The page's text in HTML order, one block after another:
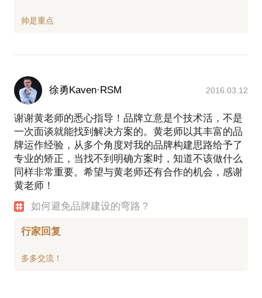
徐勇Kaven·RSM 2016.03.12
谢谢黄老师的悉心指导！品牌立意是个技术活，不是
一次面谈就能找到解决方案的。黄老师以其丰富的品
牌运作经验，从多个角度对我的品牌构建思路给予了
专业的矫正，当找不到明确方案时，知道不该做什么
同样非常重要。希望与黄老师还有合作的机会，感谢
黄老师！
如何避免品牌建设的弯路？
行家回复